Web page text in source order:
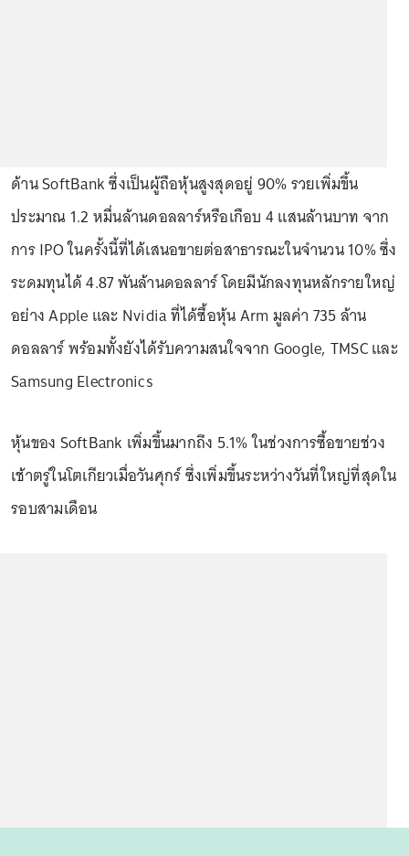
ด้าน SoftBank ซึ่งเป็นผู้ถือหุ้นสูงสุดอยู่ 90% รวยเพิ่มขึ้น
ประมาณ 1.2 หมื่นล้านดอลลาร์หรือเกือบ 4 แสนล้านบาท จาก
การ IPO ในครั้งนี้ที่ได้เสนอขายต่อสาธารณะในจำนวน 10% ซึ่ง
ระดมทุนได้ 4.87 พันล้านดอลลาร์ โดยมีนักลงทุนหลักรายใหญ่
อย่าง Apple และ Nvidia ที่ได้ซื้อหุ้น Arm มูลค่า 735 ล้าน
ดอลลาร์ พร้อมทั้งยังได้รับความสนใจจาก Google, TMSC และ
Samsung Electronics
หุ้นของ SoftBank เพิ่มขึ้นมากถึง 5.1% ในช่วงการซื้อขายช่วง
เช้าตรู่ในโตเกียวเมื่อวันศุกร์ ซึ่งเพิ่มขึ้นระหว่างวันที่ใหญ่ที่สุดใน
รอบสามเดือน